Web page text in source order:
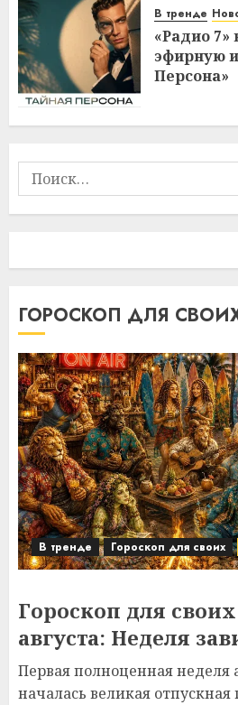
В тренде
«Радио 7»
эфирную
Персона»
Найти:
ГОРОСКОП ДЛЯ
В тренде Гороскоп для своих
Гороскоп для своих
августа: Неделя
Первая полноценная неделя
началась великая